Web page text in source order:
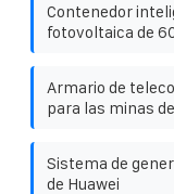
Contenedor
fotovoltaica de
Armario de
para las minas
Sistema de
de Huawei